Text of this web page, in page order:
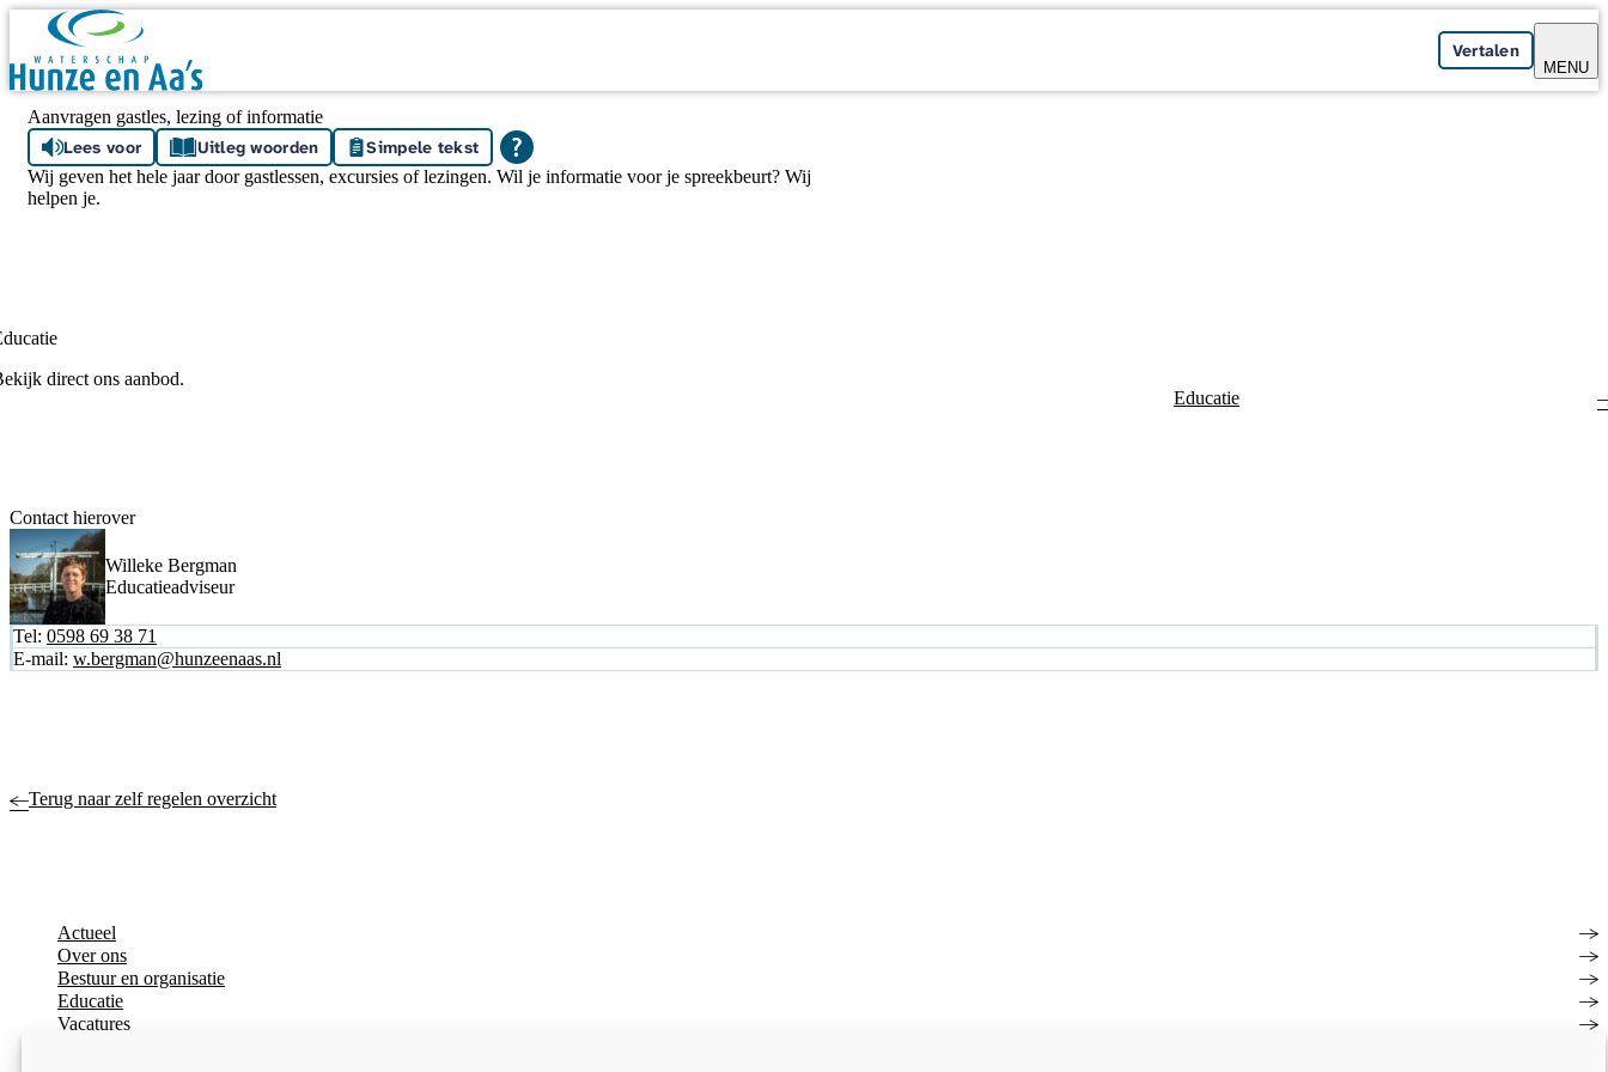
Skip navigation
Vertalen
MENU
Aanvragen gastles, lezing of informatie
Lees voor Uitleg woorden Simpele tekst
Wij geven het hele jaar door gastlessen, excursies of lezingen. Wil je informatie voor je spreekbeurt? Wij
helpen je.
direct ons aanbod.
Educatie
Contact hierover
Willeke Bergman
Educatieadviseur
Tel: 0598 69 38 71
E-mail: w.bergman@hunzeenaas.nl
Terug naar zelf regelen overzicht
Actueel
Over ons
Bestuur en organisatie
Educatie
Vacatures